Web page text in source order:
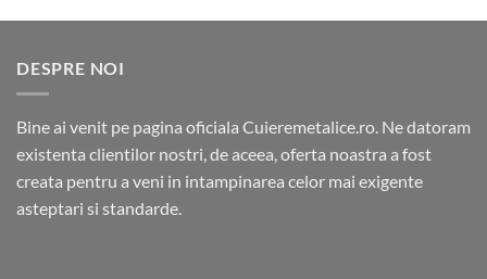
DESPRE NOI
Bine ai venit pe pagina oficiala Cuieremetalice.ro. Ne datoram
existenta clientilor nostri, de aceea, oferta noastra a fost
creata pentru a veni in intampinarea celor mai exigente
asteptari si standarde.